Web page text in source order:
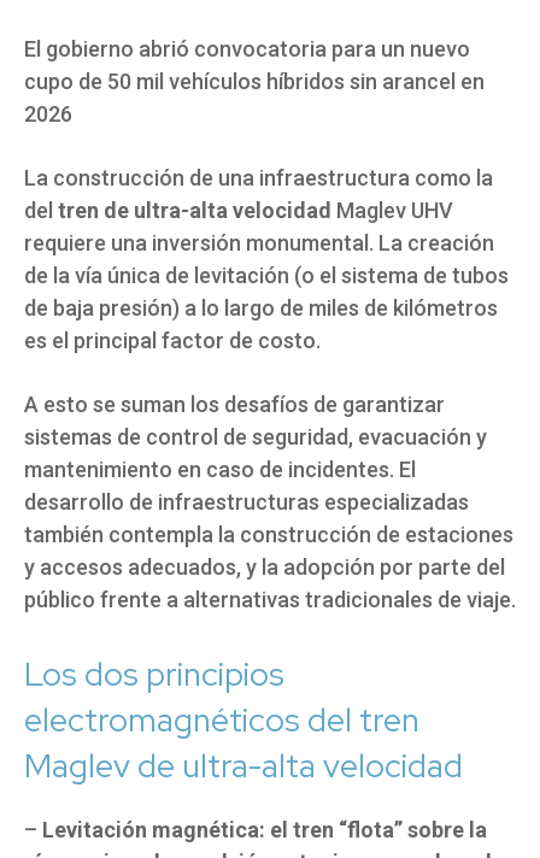
El gobierno abrió convocatoria para un nuevo
cupo de 50 mil vehículos híbridos sin arancel en
2026
La construcción de una infraestructura como la
del tren de ultra-alta velocidad Maglev UHV
requiere una inversión monumental. La creación
de la vía única de levitación (o el sistema de tubos
de baja presión) a lo largo de miles de kilómetros
es el principal factor de costo.
A esto se suman los desafíos de garantizar
sistemas de control de seguridad, evacuación y
mantenimiento en caso de incidentes. El
desarrollo de infraestructuras especializadas
también contempla la construcción de estaciones
y accesos adecuados, y la adopción por parte del
público frente a alternativas tradicionales de viaje.
Los dos principios
electromagnéticos del tren
Maglev de ultra-alta velocidad
– Levitación magnética: el tren “flota” sobre la